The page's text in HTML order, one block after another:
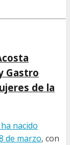
Gastro
de la
ha nacido
de marzo, con